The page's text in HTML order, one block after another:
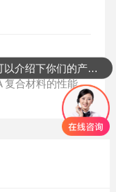
究
复合材料的性能
可以介绍下你们的产品么？